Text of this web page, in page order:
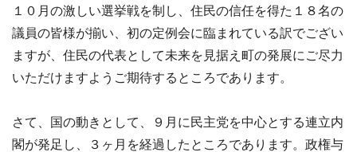
１０月の激しい選挙戦を制し、住民の信任を得た１８名の
議員の皆様が揃い、初の定例会に臨まれている訳でござい
ますが、住民の代表として未来を見据え町の発展にご尽力
いただけますようご期待するところであります。
さて、国の動きとして、９月に民主党を中心とする連立内
閣が発足し、３ヶ月を経過したところであります。政権与